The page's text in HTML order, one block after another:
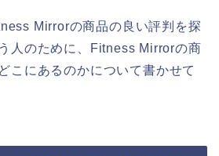
Mirrorの商品の良い評判を探
人のために、Fitness Mirrorの商
こにあるのかについて書かせて